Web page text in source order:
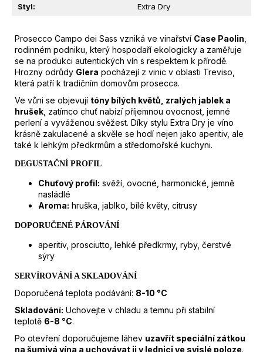
Styl: Extra Dry
Prosecco Campo dei Sass vzniká ve vinařství Case Paolin
rodinném podniku, který hospodaří ekologicky a zaměřuje
se na produkci autentických vín s respektem k přírodě.
Hrozny odrůdy Glera pocházejí z vinic v oblasti Treviso,
která patří k tradičním domovům prosecca.
Ve vůni se objevují tóny bílých květů, zralých jablek a
hrušek , zatímco chuť nabízí příjemnou ovocnost, jemné
perlení a vyváženou svěžest. Díky stylu Extra Dry je víno
krásně zakulacené a skvěle se hodí nejen jako aperitiv, ale
také k lehkým předkrmům a středomořské kuchyni.
DEGUSTAČNÍ PROFIL
Chuťový profil: svěží, ovocné, harmonické, jemně
nasládlé
Aroma: hruška, jablko, bílé květy, citrusy
DOPORUČENÉ PÁROVÁNÍ
aperitiv, prosciutto, lehké předkrmy, ryby, čerstvé
sýry
SERVÍROVÁNÍ A SKLADOVÁNÍ
Doporučená teplota podávání: 8-10 °C
Skladování: Uchovejte v chladu a temnu při stabilní
teplotě 6-8 °C.
Po otevření doporučujeme láhev uzavřít speciální zátkou
na šumivá vína a uchovávat ji v lednici ve svislé poloze.